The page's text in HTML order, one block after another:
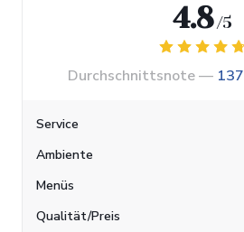
4.8 /5
Durchschnittsnote —
Service
Ambiente
Menüs
Qualität/Preis